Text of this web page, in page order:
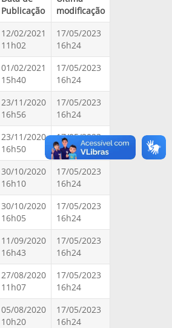
Publicação
modificação
12/02/2021
11h02
17/05/2023
16h24
01/02/2021
15h40
17/05/2023
16h24
23/11/2020
16h56
17/05/2023
16h24
23/11/2020
16h50
17/05/2023
16h24
30/10/2020
16h10
17/05/2023
16h24
30/10/2020
16h05
17/05/2023
16h24
11/09/2020
16h43
17/05/2023
16h24
27/08/2020
11h07
17/05/2023
16h24
05/08/2020
10h20
17/05/2023
16h24